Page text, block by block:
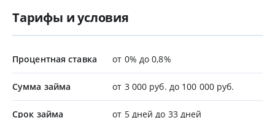
Тарифы и условия
Процентная ставка от 0% до 0,8%
Сумма займа от 3 000 руб. до 100 000 руб.
Срок займа от 5 дней до 33 дней